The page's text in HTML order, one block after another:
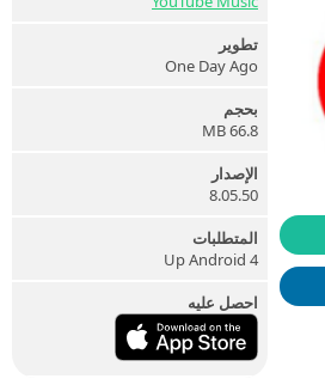
تطوير
One Day Ago
بحجم
66.8 MB
الإصدار
8.05.50
المتطلبات
Up Android 4
احصل عليه